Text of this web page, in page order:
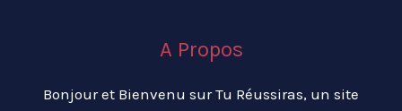
A Propos
Bonjour et Bienvenu sur Tu Réussiras, un site